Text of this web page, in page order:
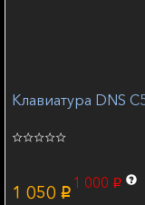
Клавиатура DNS
1 050 p
1 000 p